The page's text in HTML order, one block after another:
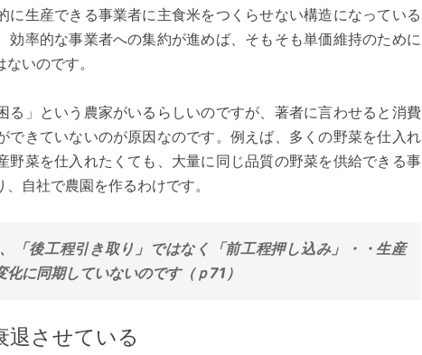
に生産できる事業者に主食米をつくらせない構造になっている
効率的な事業者への集約が進めば、そもそも単価維持のために
いのです。
る」という農家がいるらしいのですが、著者に言わせると消費
できていないのが原因なのです。例えば、多くの野菜を仕入れ
野菜を仕入れたくても、大量に同じ品質の野菜を供給できる事
自社で農園を作るわけです。
「後工程引き取り」ではなく「前工程押し込み」・・生産
に同期していないのです（ｐ71）
退させている